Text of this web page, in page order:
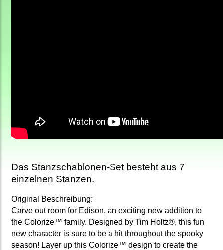
Das Stanzschablonen-Set besteht aus 7
einzelnen Stanzen.
Original Beschreibung:
Carve out room for Edison, an exciting new addition to
the Colorize™ family. Designed by Tim Holtz®, this fun
new character is sure to be a hit throughout the spooky
season! Layer up this Colorize™ design to create the